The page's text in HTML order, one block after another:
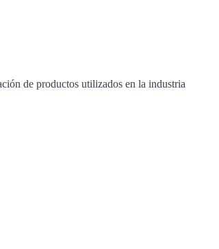
de productos utilizados en la industria